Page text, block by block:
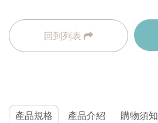
回到列表
產品規格 產品介紹 購物須知